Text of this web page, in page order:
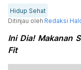
Hidup Sehat
Ditinjau oleh Redaksi
Ini Dia! Makanan
Fit